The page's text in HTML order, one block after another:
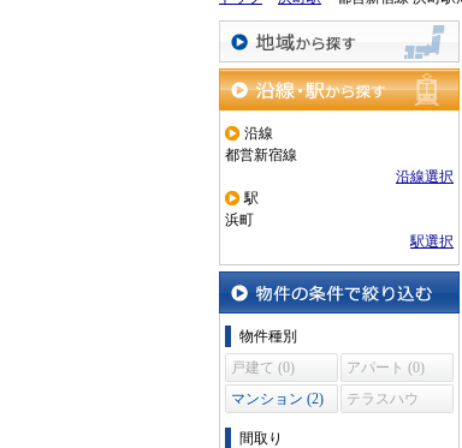
地域から探す
沿線・駅から探す
沿線
都営新宿線
沿線選択
駅
浜町
駅選択
物件の条件で絞り込む
物件種別
戸建て (0)
アパート (0)
マンション (2)
テラスハウ
間取り